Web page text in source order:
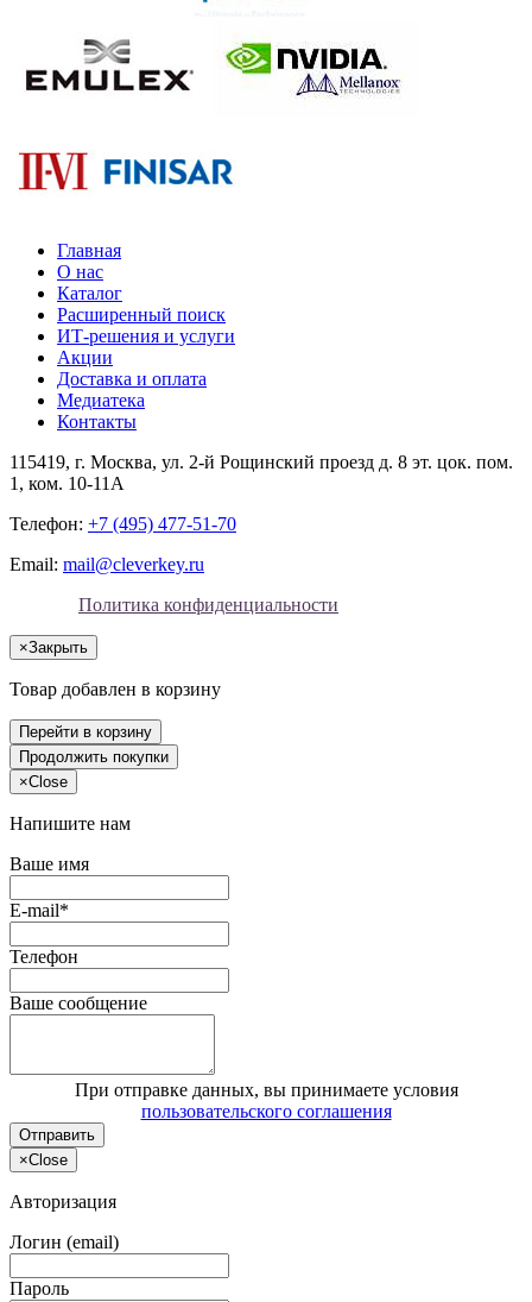
Главная
О нас
Каталог
Расширенный поиск
ИТ-решения и услуги
Акции
Доставка и оплата
Медиатека
Контакты
115419, г. Москва, ул. 2-й Рощинский проезд д. 8 эт. цок. пом.
1, ком. 10-11А
Телефон: +7 (495) 477-51-70
Email: mail@cleverkey.ru
Политика конфиденциальности
×Закрыть
Товар добавлен в корзину
Перейти в корзину
Продолжить покупки
×Close
Напишите нам
Ваше имя
E-mail*
Телефон
Ваше сообщение
При отправке данных, вы принимаете условия
пользовательского соглашения
Отправить
×Close
Авторизация
Логин (email)
Пароль